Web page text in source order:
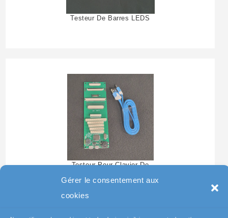
Gérer le consentement aux
cookies
Testeur De Barres LEDS
Testeur Pour Clavier De